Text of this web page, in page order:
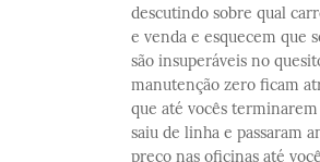
descutindo sobre qual
e venda e esquecem que
são insuperáveis no
manutenção zero ficam
que até vocês
saiu de linha e passaram
preço nas oficinas até